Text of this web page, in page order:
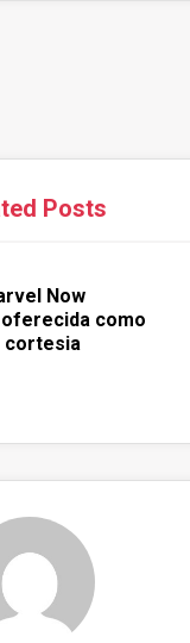
Posts
Now
como
cortesia